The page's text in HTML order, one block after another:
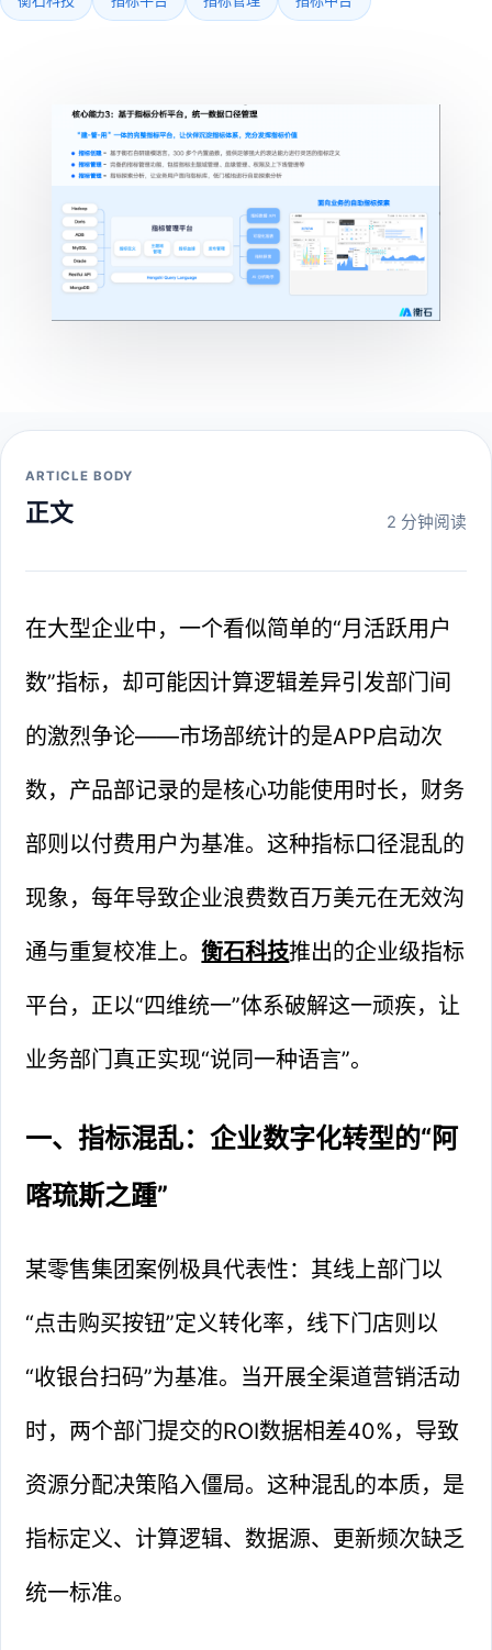
ARTICLE BODY
正文 2 分钟阅读
在大型企业中，一个看似简单的“月活跃用户
数”指标，却可能因计算逻辑差异引发部门间
的激烈争论——市场部统计的是APP启动次
数，产品部记录的是核心功能使用时长，财务
部则以付费用户为基准。这种指标口径混乱的
现象，每年导致企业浪费数百万美元在无效沟
通与重复校准上。衡石科技推出的企业级指标
平台，正以“四维统一”体系破解这一顽疾，让
业务部门真正实现“说同一种语言”。
一、指标混乱：企业数字化转型的“阿
喀琉斯之踵”
某零售集团案例极具代表性：其线上部门以
“点击购买按钮”定义转化率，线下门店则以
“收银台扫码”为基准。当开展全渠道营销活动
时，两个部门提交的ROI数据相差40%，导致
资源分配决策陷入僵局。这种混乱的本质，是
指标定义、计算逻辑、数据源、更新频次缺乏
统一标准。